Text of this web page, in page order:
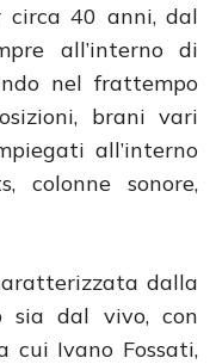
circa 40 anni, dal
all’interno di
nel frattempo
brani vari
all’interno
colonne sonore,
dalla
sia dal vivo, con
cui Ivano Fossati,